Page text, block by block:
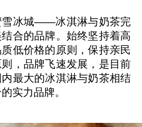
雪冰城——冰淇淋与奶茶完
结合的品牌。始终坚持着高
质低价格的原则，保持亲民
则，品牌飞速发展，是目前
内最大的冰淇淋与奶茶相结
实力品牌。